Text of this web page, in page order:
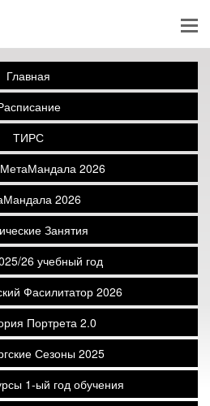
Главная
ТИРС
2026
2026
Занятия
26 учебный год
Фасилитатор 2026
Портрета 2.0
Сезоны 2025
1-ый год обучения